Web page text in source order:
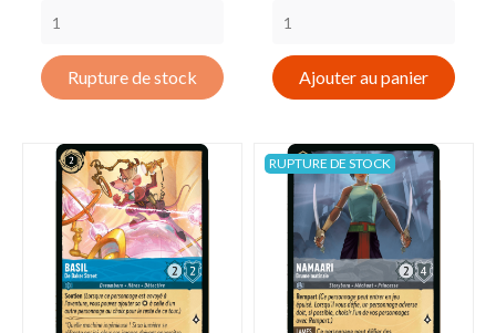
Rupture de stock Ajouter au panier
RUPTURE DE STOCK